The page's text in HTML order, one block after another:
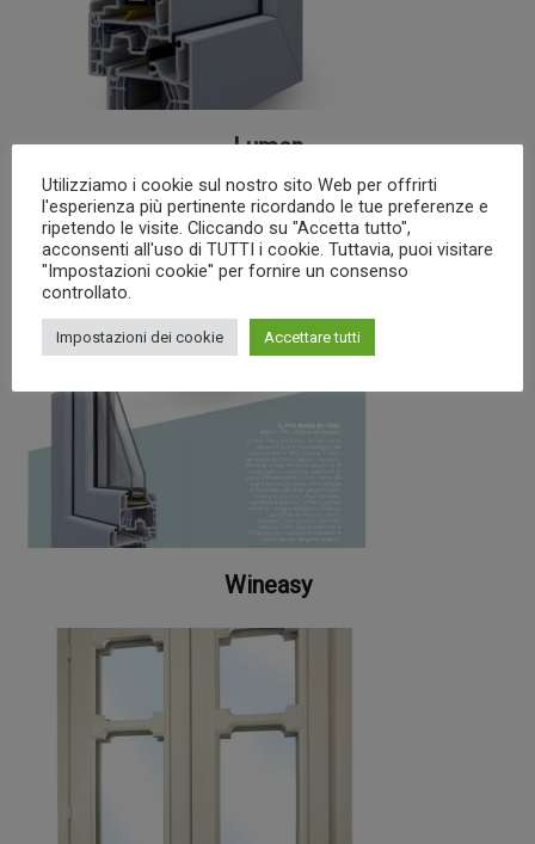
Lumen
Wineasy
Utilizziamo i cookie sul nostro sito Web per offrirti
l'esperienza più pertinente ricordando le tue preferenze e
ripetendo le visite. Cliccando su "Accetta tutto",
acconsenti all'uso di TUTTI i cookie. Tuttavia, puoi visitare
"Impostazioni cookie" per fornire un consenso
controllato.
Impostazioni dei cookie Accettare tutti